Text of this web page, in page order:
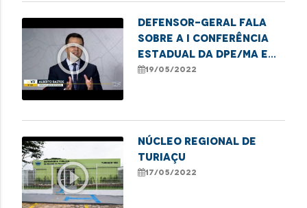
play_circle_outline
Defensor-geral fala
sobre a I Conferência
Estadual da DPE/MA e
destaca avanços e
19/05/2022
play_circle_outline
NÚCLEO REGIONAL DE
TURIAÇU
17/05/2022